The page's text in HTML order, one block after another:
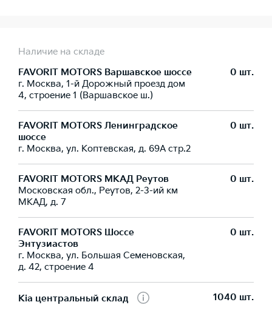
Наличие на складе
FAVORIT MOTORS Варшавское шоссе
г. Москва, 1-й Дорожный проезд дом
4, строение 1 (Варшавское ш.)
0 шт.
FAVORIT MOTORS Ленинградское
шоссе
г. Москва, ул. Коптевская, д. 69А стр.2
0 шт.
FAVORIT MOTORS МКАД Реутов
Московская обл., Реутов, 2-3-ий км
МКАД, д. 7
0 шт.
FAVORIT MOTORS Шоссе
Энтузиастов
г. Москва, ул. Большая Семеновская,
д. 42, строение 4
0 шт.
Kia центральный склад 1040 шт.